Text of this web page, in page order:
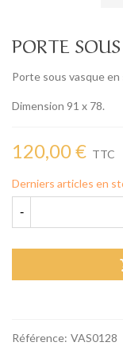
PORTE
Porte sous vasque
Dimension 91 x 78.
120,00 € TTC
Derniers articles en
-
Référence: VAS0128